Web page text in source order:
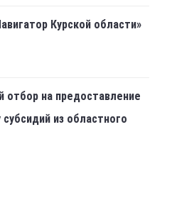
Курской области»
отбор на предоставление
субсидий из областного